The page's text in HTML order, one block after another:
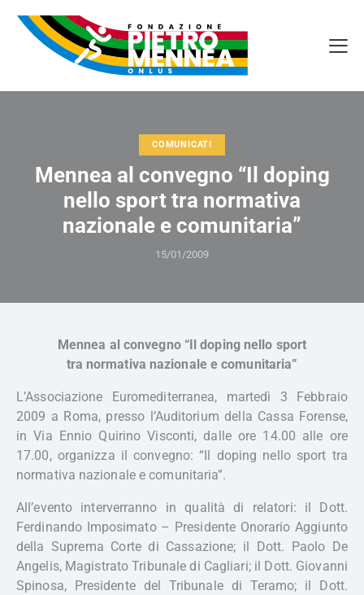
COMUNICATI
Mennea al convegno “Il doping
nello sport tra normativa
nazionale e comunitaria”
15/01/2009
Mennea al convegno “Il doping nello sport
tra normativa nazionale e comunitaria”
L’Associazione Euromediterranea, martedì 3 Febbraio
2009 a Roma, presso l’Auditorium della Cassa Forense,
in Via Ennio Quirino Visconti, dalle ore 14.00 alle ore
17.00, organizza il convegno: “Il doping nello sport tra
normativa nazionale e comunitaria”.
All’evento interverranno in qualità di relatori: il Dott.
Ferdinando Imposimato – Presidente Onorario Aggiunto
della Suprema Corte di Cassazione; il Dott. Paolo De
Angelis, Magistrato Tribunale di Cagliari; il Dott. Giovanni
Spinosa, Presidente del Tribunale di Teramo; il Dott.